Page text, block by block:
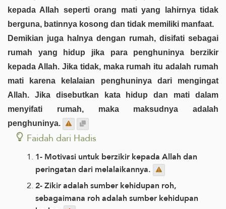
kepada Allah seperti orang mati yang lahirnya tidak
berguna, batinnya kosong dan tidak memiliki manfaat.
Demikian juga halnya dengan rumah, disifati sebagai
rumah yang hidup jika para penghuninya berzikir
kepada Allah. Jika tidak, maka rumah itu adalah rumah
mati karena kelalaian penghuninya dari mengingat
Allah. Jika disebutkan kata hidup dan mati dalam
menyifati rumah, maka maksudnya adalah
penghuninya.
Faidah dari Hadis
1- Motivasi untuk berzikir kepada Allah dan
peringatan dari melalaikannya.
2- Zikir adalah sumber kehidupan roh,
sebagaimana roh adalah sumber kehidupan